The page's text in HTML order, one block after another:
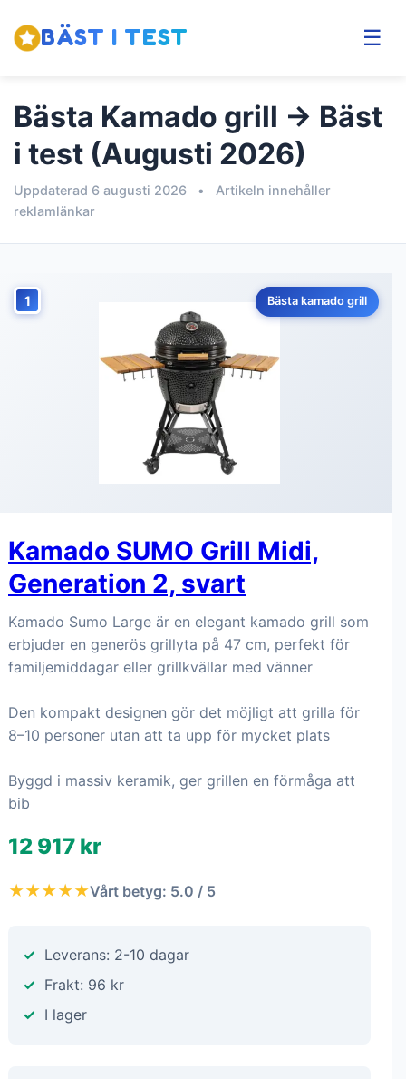
BÄST I TEST ☰
Bästa Kamado grill → Bäst
i test (Augusti 2026)
Uppdaterad 6 augusti 2026 •
Artikeln innehåller
reklamlänkar
1 Bästa kamado grill
Kamado SUMO Grill Midi,
Generation 2, svart
Kamado Sumo Large är en elegant kamado grill som
erbjuder en generös grillyta på 47 cm, perfekt för
familjemiddagar eller grillkvällar med vänner
Den kompakt designen gör det möjligt att grilla för
8–10 personer utan att ta upp för mycket plats
Byggd i massiv keramik, ger grillen en förmåga att
bib
12 917 kr
★★★★★Vårt betyg: 5.0 / 5
Leverans: 2-10 dagar
Frakt: 96 kr
I lager